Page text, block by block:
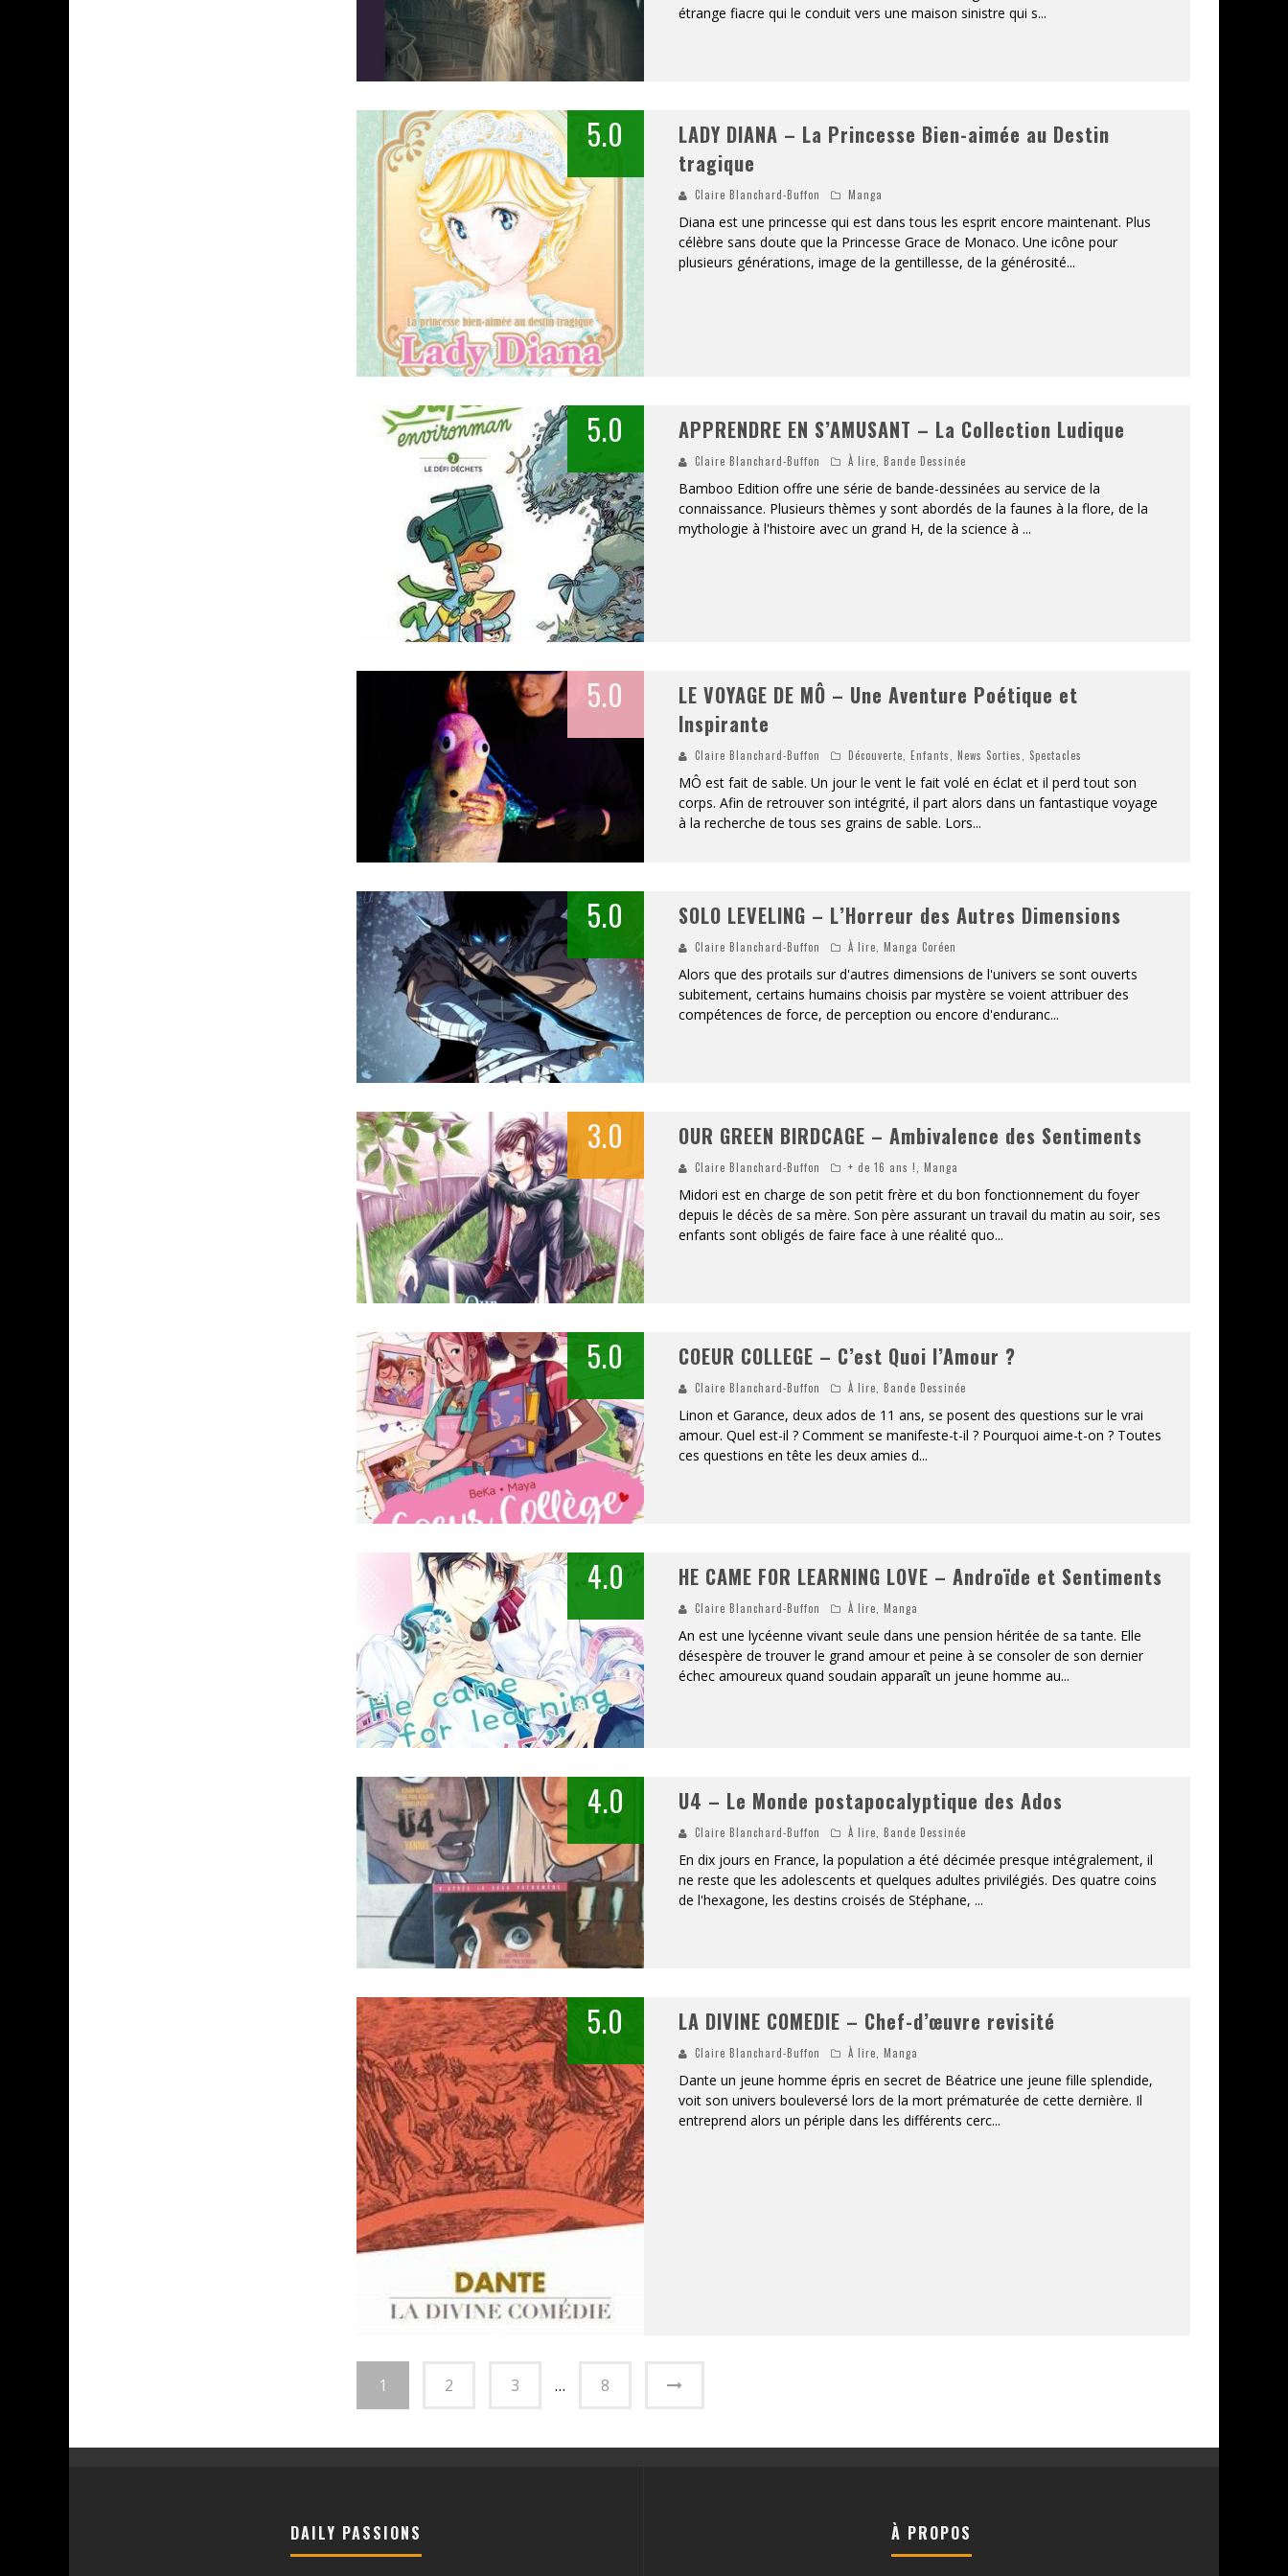
ASSASSIN'S CREED BLACK FLAG RESYNCED
« LE VENT DAND LES SAULES » - UNE BELLE HISTOIRE !
« DAMN THEM ALL » - UN DUO DE CHOC !
« LOVE IS A BOXING RING (TOMES 1 & 2) » – UN PASSÉ TROUBLE !
« WOLF-MAN / INTEGRALE TOMES 1 ET 2 » - CRUELLE VENGEANCE !
étrange fiacre qui le conduit vers une maison sinistre qui s...
5.0
LADY DIANA – La Princesse Bien-aimée au Destin
tragique
Claire Blanchard-Buffon Manga
Diana est une princesse qui est dans tous les esprit encore maintenant. Plus
célèbre sans doute que la Princesse Grace de Monaco. Une icône pour
plusieurs générations, image de la gentillesse, de la générosité...
5.0 APPRENDRE EN S’AMUSANT – La Collection Ludique
Claire Blanchard-Buffon À lire ,Bande Dessinée
Bamboo Edition offre une série de bande-dessinées au service de la
connaissance. Plusieurs thèmes y sont abordés de la faunes à la flore, de la
mythologie à l'histoire avec un grand H, de la science à ...
5.0
LE VOYAGE DE MÔ – Une Aventure Poétique et
Inspirante
Claire Blanchard-Buffon Découverte ,Enfants ,News Sorties Spectacles
MÔ est fait de sable. Un jour le vent le fait volé en éclat et il perd tout son
corps. Afin de retrouver son intégrité, il part alors dans un fantastique voyage
à la recherche de tous ses grains de sable. Lors...
5.0 SOLO LEVELING – L’Horreur des Autres Dimensions
Claire Blanchard-Buffon À lire ,Manga Coréen
Alors que des protails sur d'autres dimensions de l'univers se sont ouverts
subitement, certains humains choisis par mystère se voient attribuer des
compétences de force, de perception ou encore d'enduranc...
3.0 OUR GREEN BIRDCAGE – Ambivalence des Sentiments
Claire Blanchard-Buffon + de 16 ans ! ,Manga
Midori est en charge de son petit frère et du bon fonctionnement du foyer
depuis le décès de sa mère. Son père assurant un travail du matin au soir, ses
enfants sont obligés de faire face à une réalité quo...
5.0 COEUR COLLEGE – C’est Quoi l’Amour ?
Claire Blanchard-Buffon À lire ,Bande Dessinée
Linon et Garance, deux ados de 11 ans, se posent des questions sur le vrai
amour. Quel est-il ? Comment se manifeste-t-il ? Pourquoi aime-t-on ? Toutes
ces questions en tête les deux amies d...
4.0 HE CAME FOR LEARNING LOVE – Androïde et Sentiments
Claire Blanchard-Buffon À lire ,Manga
An est une lycéenne vivant seule dans une pension héritée de sa tante. Elle
désespère de trouver le grand amour et peine à se consoler de son dernier
échec amoureux quand soudain apparaît un jeune homme au...
4.0 U4 – Le Monde postapocalyptique des Ados
Claire Blanchard-Buffon À lire ,Bande Dessinée
En dix jours en France, la population a été décimée presque intégralement, il
ne reste que les adolescents et quelques adultes privilégiés. Des quatre coins
de l'hexagone, les destins croisés de Stéphane, ...
5.0 LA DIVINE COMEDIE – Chef-d’œuvre revisité
Claire Blanchard-Buffon À lire ,Manga
Dante un jeune homme épris en secret de Béatrice une jeune fille splendide,
voit son univers bouleversé lors de la mort prématurée de cette dernière. Il
entreprend alors un périple dans les différents cerc...
1 2 3 … 8
DAILY PASSIONS À PROPOS